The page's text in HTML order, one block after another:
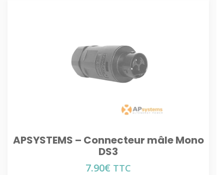
APSYSTEMS – Connecteur mâle Mono
DS3
7.90€ TTC